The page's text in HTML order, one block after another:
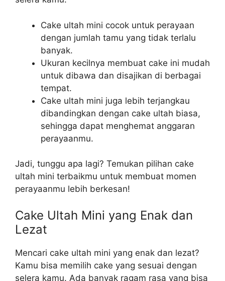
Cake ultah mini cocok untuk perayaan
dengan jumlah tamu yang tidak terlalu
banyak.
Ukuran kecilnya membuat cake ini mudah
untuk dibawa dan disajikan di berbagai
tempat.
Cake ultah mini juga lebih terjangkau
dibandingkan dengan cake ultah biasa,
sehingga dapat menghemat anggaran
perayaanmu.
Jadi, tunggu apa lagi? Temukan pilihan cake
ultah mini terbaikmu untuk membuat momen
perayaanmu lebih berkesan!
Cake Ultah Mini yang Enak dan
Lezat
Mencari cake ultah mini yang enak dan lezat?
Kamu bisa memilih cake yang sesuai dengan
selera kamu. Ada banyak ragam rasa yang bisa